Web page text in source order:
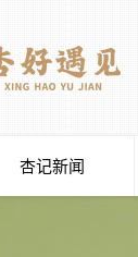
杏记新闻